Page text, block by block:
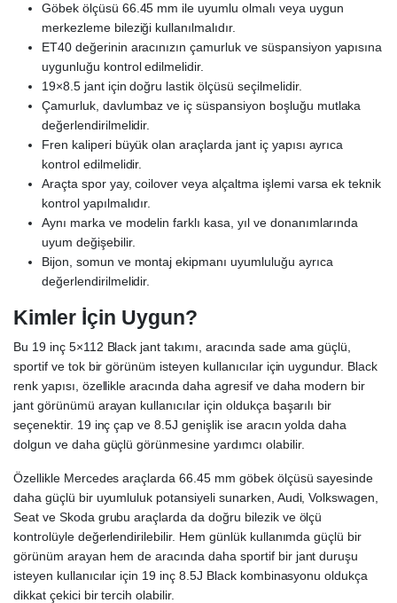
Göbek ölçüsü 66.45 mm ile uyumlu olmalı veya uygun
merkezleme bileziği kullanılmalıdır.
ET40 değerinin aracınızın çamurluk ve süspansiyon yapısına
uygunluğu kontrol edilmelidir.
19×8.5 jant için doğru lastik ölçüsü seçilmelidir.
Çamurluk, davlumbaz ve iç süspansiyon boşluğu mutlaka
değerlendirilmelidir.
Fren kaliperi büyük olan araçlarda jant iç yapısı ayrıca
kontrol edilmelidir.
Araçta spor yay, coilover veya alçaltma işlemi varsa ek teknik
kontrol yapılmalıdır.
Aynı marka ve modelin farklı kasa, yıl ve donanımlarında
uyum değişebilir.
Bijon, somun ve montaj ekipmanı uyumluluğu ayrıca
değerlendirilmelidir.
Kimler İçin Uygun?
Bu 19 inç 5×112 Black jant takımı, aracında sade ama güçlü,
sportif ve tok bir görünüm isteyen kullanıcılar için uygundur. Black
renk yapısı, özellikle aracında daha agresif ve daha modern bir
jant görünümü arayan kullanıcılar için oldukça başarılı bir
seçenektir. 19 inç çap ve 8.5J genişlik ise aracın yolda daha
dolgun ve daha güçlü görünmesine yardımcı olabilir.
Özellikle Mercedes araçlarda 66.45 mm göbek ölçüsü sayesinde
daha güçlü bir uyumluluk potansiyeli sunarken, Audi, Volkswagen,
Seat ve Skoda grubu araçlarda da doğru bilezik ve ölçü
kontrolüyle değerlendirilebilir. Hem günlük kullanımda güçlü bir
görünüm arayan hem de aracında daha sportif bir jant duruşu
isteyen kullanıcılar için 19 inç 8.5J Black kombinasyonu oldukça
dikkat çekici bir tercih olabilir.